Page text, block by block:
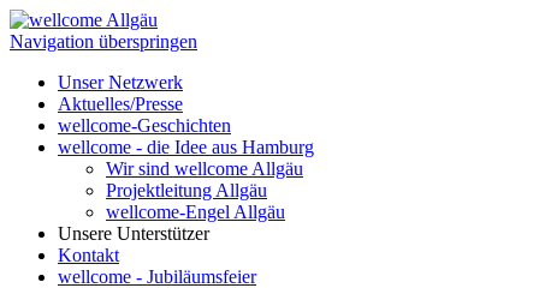
Navigation überspringen
Unser Netzwerk
Aktuelles/Presse
wellcome-Geschichten
wellcome - die Idee aus Hamburg
Wir sind wellcome Allgäu
Projektleitung Allgäu
wellcome-Engel Allgäu
Unsere Unterstützer
Kontakt
wellcome - Jubiläumsfeier